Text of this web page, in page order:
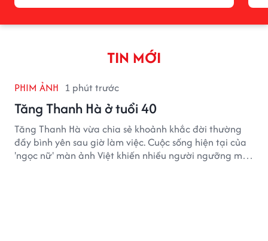
TIN MỚI
PHIM ẢNH 1 phút trước
Tăng Thanh Hà ở tuổi 40
Tăng Thanh Hà vừa chia sẻ khoảnh khắc đời thường
đầy bình yên sau giờ làm việc. Cuộc sống hiện tại của
'ngọc nữ' màn ảnh Việt khiến nhiều người ngưỡng mộ